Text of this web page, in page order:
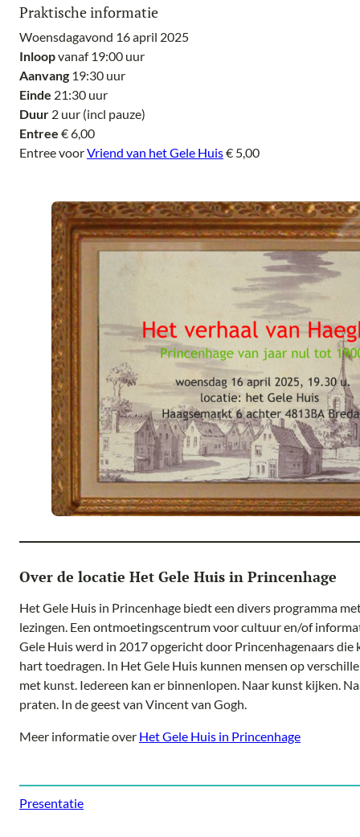
Praktische informatie
Woensdagavond 16 april 2025
Inloopvanaf 19:00 uur
Aanvang 19:30 uur
Einde 21:30 uur
Duur 2 uur (incl pauze)
Entree € 6,00
Entree voorVriend van het Gele Huis€ 5,00
Over de locatie Het Gele Huis in Princenhage
Het Gele Huis in Princenhage biedt een divers programma
lezingen. Een ontmoetingscentrum voor cultuur en/of
Gele Huis werd in 2017 opgericht door Princenhagenaars die
hart toedragen. In Het Gele Huis kunnen mensen op
met kunst. Iedereen kan er binnenlopen. Naar kunst kijken.
praten. In de geest van Vincent van Gogh.
Meer informatie over Het Gele Huis in Princenhage
Presentatie